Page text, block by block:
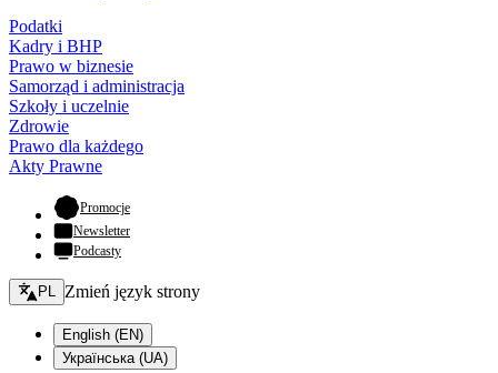
Podatki
Kadry i BHP
Prawo w biznesie
Samorząd i administracja
Szkoły i uczelnie
Zdrowie
Prawo dla każdego
Akty Prawne
Promocje- otwiera się w nowej karcie
Newsletter
Podcasty
Zmień język - bieżący:
PL Zmień język strony
English (EN)
Українська (UA)